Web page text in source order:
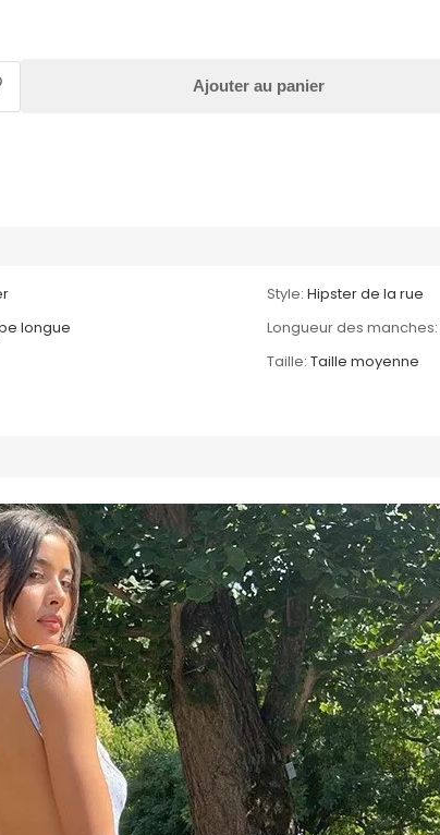
Ajouter au panier
Style: Hipster de la rue
longue Longueur des manches:
Taille: Taille moyenne